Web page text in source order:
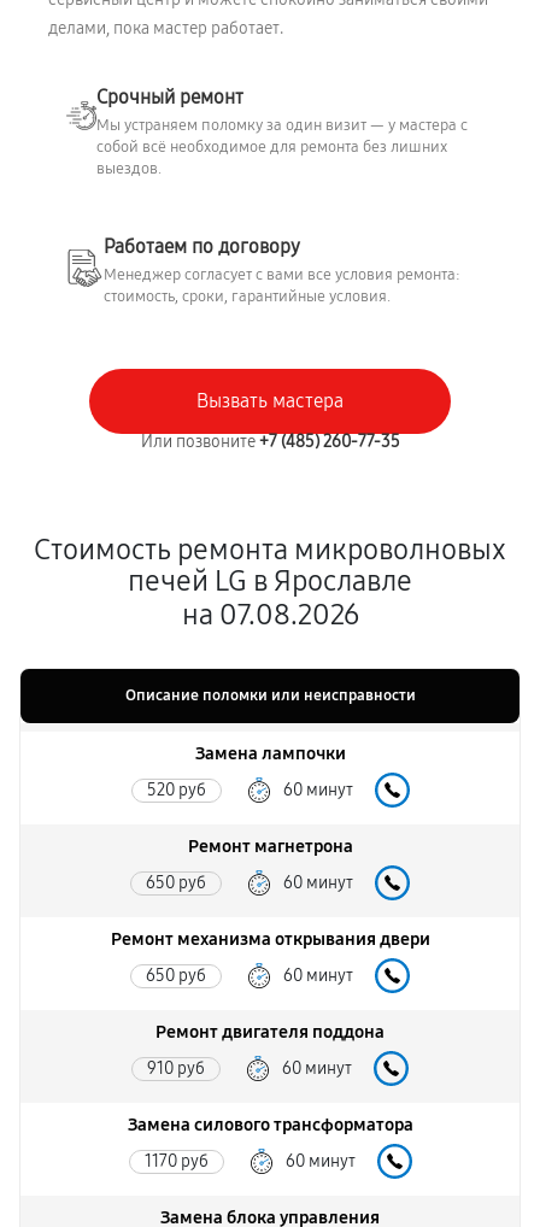
делами, пока мастер работает.
Вызвать мастера
Или позвоните +7 (485) 260-77-35
Срочный ремонт
Мы устраняем поломку за один визит — у мастера с
собой всё необходимое для ремонта без лишних
выездов.
Работаем по договору
Менеджер согласует с вами все условия ремонта:
стоимость, сроки, гарантийные условия.
Стоимость ремонта микроволновых
печей LG в Ярославле
на 07.08.2026
Описание поломки или неисправности
Замена лампочки
520 руб 60 минут
Ремонт магнетрона
650 руб 60 минут
Ремонт механизма открывания двери
650 руб 60 минут
Ремонт двигателя поддона
910 руб 60 минут
Замена силового трансформатора
1170 руб 60 минут
Замена блока управления